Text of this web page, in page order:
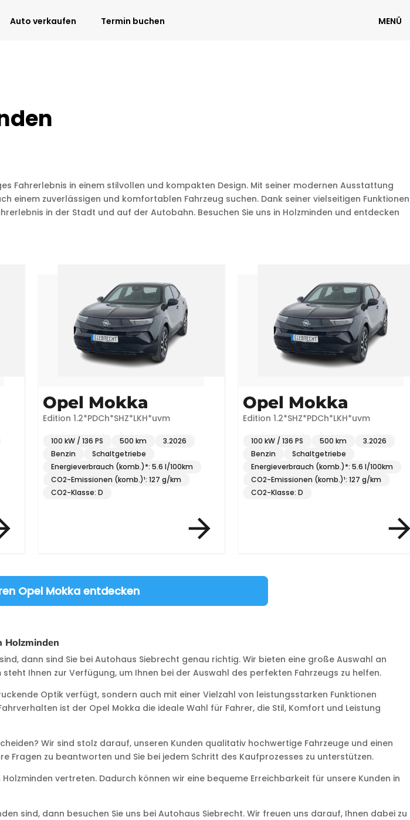
Auto verkaufen Termin buchen MENÜ
Fahrerlebnis in einem stilvollen und kompakten Design. Mit seiner modernen Ausstattung
einem zuverlässigen und komfortablen Fahrzeug suchen. Dank seiner vielseitigen Funktionen
in der Stadt und auf der Autobahn. Besuchen Sie uns in Holzminden und entdecken
Opel Mokka
Edition 1.2*PDCh*SHZ*LKH*uvm
100 kW / 136 PS 500 km
3.2026
Benzin
Schaltgetriebe
Energieverbrauch (komb.)*: 5.6 l/100km
CO2-Emissionen (komb.)¹: 127 g/km
CO2-Klasse: D
Opel Mokka
Edition 1.2*SHZ*PDCh*LKH*uvm
100 kW / 136 PS 500 km
3.2026
Benzin
Schaltgetriebe
Energieverbrauch (komb.)*: 5.6 l/100km
CO2-Emissionen (komb.)¹: 127 g/km
CO2-Klasse: D
Opel Mokka entdecken
Holzminden
dann sind Sie bei Autohaus Siebrecht genau richtig. Wir bieten eine große Auswahl an
Ihnen zur Verfügung, um Ihnen bei der Auswahl des perfekten Fahrzeugs zu helfen.
Optik verfügt, sondern auch mit einer Vielzahl von leistungsstarken Funktionen
ist der Opel Mokka die ideale Wahl für Fahrer, die Stil, Komfort und Leistung
Wir sind stolz darauf, unseren Kunden qualitativ hochwertige Fahrzeuge und einen
Fragen zu beantworten und Sie bei jedem Schritt des Kaufprozesses zu unterstützen.
vertreten. Dadurch können wir eine bequeme Erreichbarkeit für unsere Kunden in
sind, dann besuchen Sie uns bei Autohaus Siebrecht. Wir freuen uns darauf, Ihnen dabei zu